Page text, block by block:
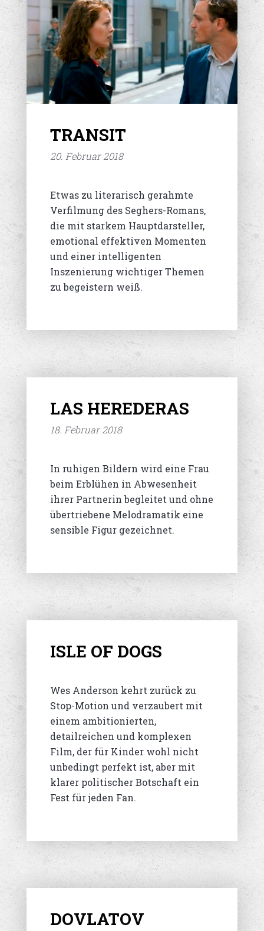
TRANSIT
20. Februar 2018
Etwas zu literarisch gerahmte
Verfilmung des Seghers-Romans,
die mit starkem Hauptdarsteller,
emotional effektiven Momenten
und einer intelligenten
Inszenierung wichtiger Themen
zu begeistern weiß.
LAS HEREDERAS
18. Februar 2018
In ruhigen Bildern wird eine Frau
beim Erblühen in Abwesenheit
ihrer Partnerin begleitet und ohne
übertriebene Melodramatik eine
sensible Figur gezeichnet.
ISLE OF DOGS
Wes Anderson kehrt zurück zu
Stop-Motion und verzaubert mit
einem ambitionierten,
detailreichen und komplexen
Film, der für Kinder wohl nicht
unbedingt perfekt ist, aber mit
klarer politischer Botschaft ein
Fest für jeden Fan.
DOVLATOV